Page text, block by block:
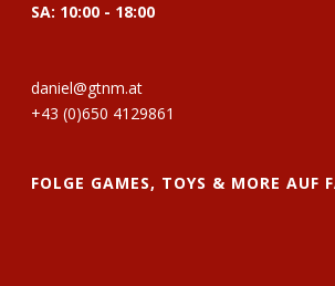
SA: 10:00 - 18:00
daniel@gtnm.at
+43 (0)650 4129861
FOLGE GAMES, TOYS & MORE AUF